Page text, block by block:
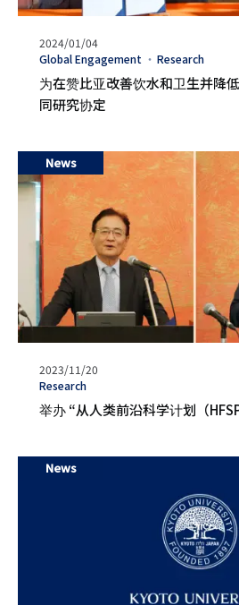
发
表
日
期
2024/01/04
タ
グ
Global Engagement Research
为在赞比亚改善饮水和卫生并降
同研究协定
News
发
表
日
期
2023/11/20
タ
グ
Research
举办 “从人类前沿科学计划（
News